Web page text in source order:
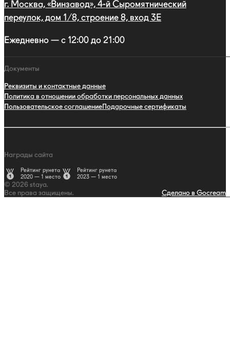
г. Москва, «Винзавод», 4-й Сыромятнический
переулок, дом 1/8, строение 8, вход 3E
Ежедневно — с 12:00 до 21:00
Документы
Реквизиты и контактные данные
Политика в отношении обработки персональных данных
Пользовательское соглашениеПодарочные сертификаты
Награды сайта
Рейтинг рунета
2020 — 1 место
Рейтинг рунета
2023 — 1 место
© 2026 staya.
Все права защищены.
Сделано в Gocream